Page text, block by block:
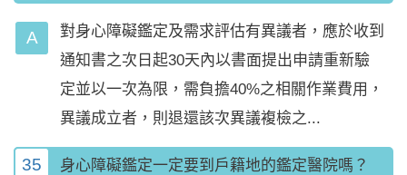
對身心障礙鑑定及需求評估有異議者，應於收到
通知書之次日起30天內以書面提出申請重新驗
定並以一次為限，需負擔40%之相關作業費用，
異議成立者，則退還該次異議複檢之...
35 身心障礙鑑定一定要到戶籍地的鑑定醫院嗎？